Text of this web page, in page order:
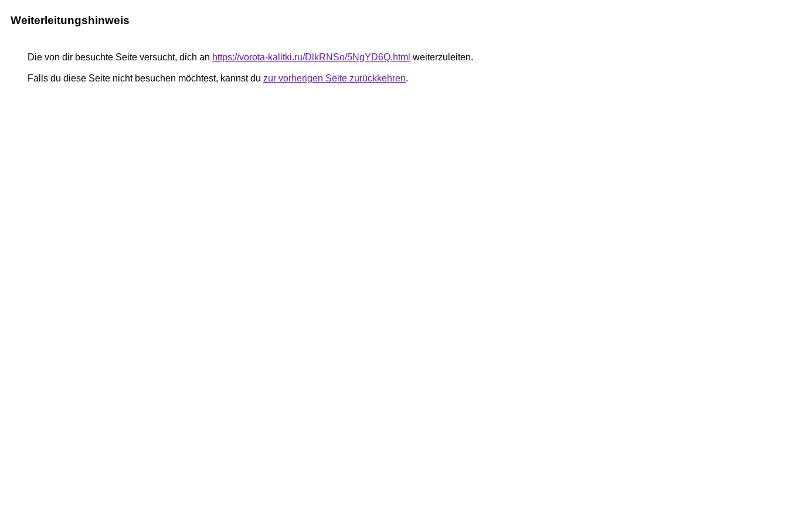
Weiterleitungshinweis
Die von dir besuchte Seite versucht, dich an https://vorota-kalitki.ru/DlkRNSo/5NgYD6Q.html weiterzuleiten.
Falls du diese Seite nicht besuchen möchtest, kannst du zur vorherigen Seite zurückkehren.